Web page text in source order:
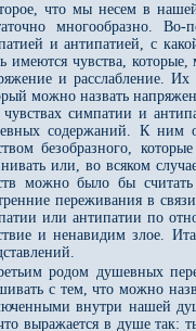
что мы несем в
многообразно.
и антипатией, с
имеются чувства,
и расслабление.
можно назвать
симпатии и
содержаний. К ним
безобразного,
или, во всяком
можно было бы
переживания в
или антипатии по
и ненавидим злое.
родом душевных
с тем, что можно
внутри нашей
выражается в душе так: